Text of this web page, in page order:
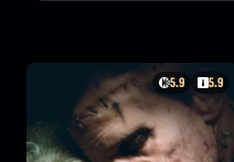
5.9 5.9